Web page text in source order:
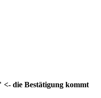
die Bestätigung kommt